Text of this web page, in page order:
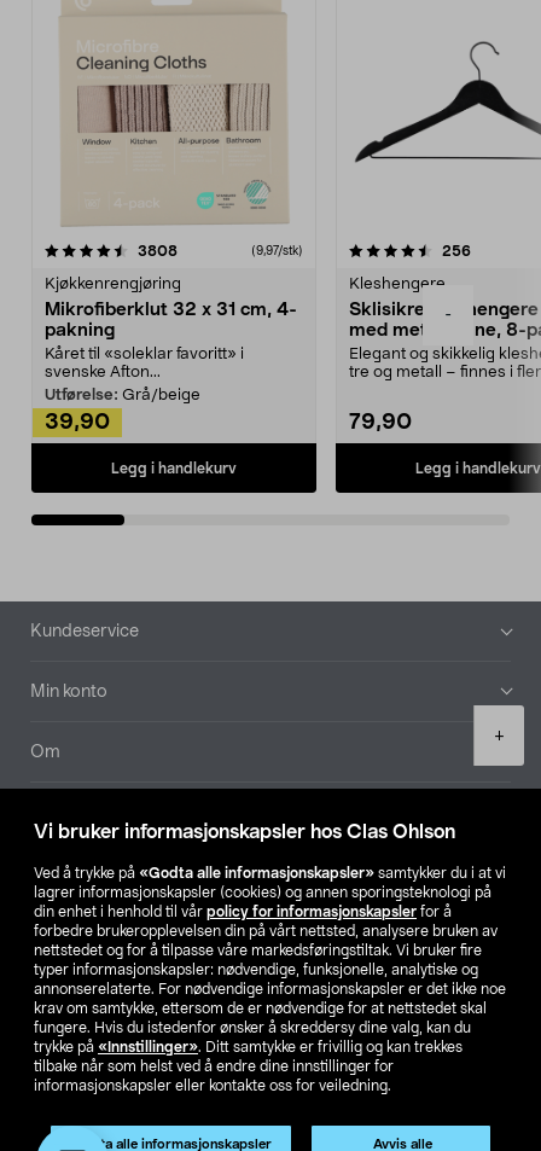
Vi bruker informasjonskapsler hos Clas Ohlson
Ved å trykke på «Godta alle informasjonskapsler» samtykker du i at vi
lagrer informasjonskapsler (cookies) og annen sporingsteknologi på
din enhet i henhold til vår policy for informasjonskapsler for å
forbedre brukeropplevelsen din på vårt nettsted, analysere bruken av
nettstedet og for å tilpasse våre markedsføringstiltak. Vi bruker fire
typer informasjonskapsler: nødvendige, funksjonelle, analytiske og
annonserelaterte. For nødvendige informasjonskapsler er det ikke noe
krav om samtykke, ettersom de er nødvendige for at nettstedet skal
fungere. Hvis du istedenfor ønsker å skreddersy dine valg, kan du
trykke på «Innstillinger». Ditt samtykke er frivillig og kan trekkes
tilbake når som helst ved å endre dine innstillinger for
informasjonskapsler eller kontakte oss for veiledning.
Godta alle informasjonskapsler Avvis alle
-
+
3808anmeldelser(9,97/stk)
Kjøkkenrengjøring
Mikrofiberklut 32 x 31 cm, 4-
pakning
Kåret til «soleklar favoritt» i
svenske Afton...
Utførelse: Grå/beige
39,90
Legg i handlekurv
4.5av 5 stjerner 256
Kleshengere
Sklisikre
med metallpinne, 8-
Elegant og skikkelig
tre og metall – finnes i
79,90
Legg i handlekurv
4.5av 5 stjerner
Bunntekst
Kundeservice
Min konto
Om
Våre selskaper
Finn din butikk
SE NO FI
Privacy statement Medlemsvilkår Kjøpsvilkår For bedrifter